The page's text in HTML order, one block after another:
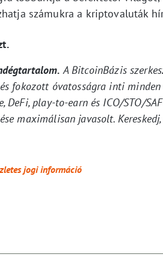
számukra a kriptovaluták
A BitcoinBázis
fokozott óvatosságra inti
play-to-earn és ICO/STO/
maximálisan javasolt.
jogi információ